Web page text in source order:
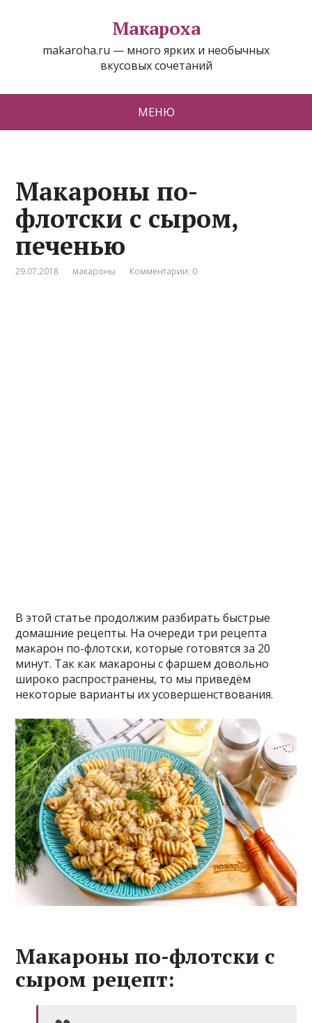
Макароха
makaroha.ru — много ярких и необычных
вкусовых сочетаний
МЕНЮ
Макароны по-
флотски с сыром,
печенью
29.07.2018 макароны Комментарии: 0
В этой статье продолжим разбирать быстрые
домашние рецепты. На очереди три рецепта
макарон по-флотски, которые готовятся за 20
минут. Так как макароны с фаршем довольно
широко распространены, то мы приведём
некоторые варианты их усовершенствования.
Макароны по-флотски с
сыром рецепт: